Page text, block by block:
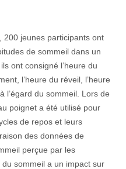
200 jeunes participants ont
de sommeil dans un
ont consigné l’heure du
l’heure du réveil, l’heure
l’égard du sommeil. Lors de
poignet a été utilisé pour
de repos et leurs
des données de
perçue par les
sommeil a un impact sur